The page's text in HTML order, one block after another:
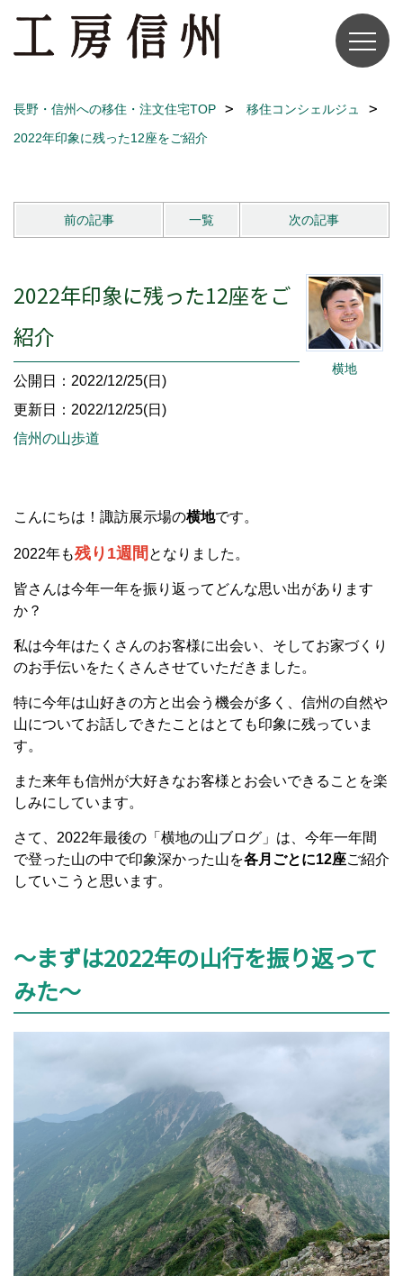
長野・信州への移住・注文住宅TOP
移住コンシェルジュ
2022年印象に残った12座をご紹介
前の記事 一覧 次の記事
横地
2022年印象に残った12座をご
紹介
公開日：2022/12/25(日)
更新日：2022/12/25(日)
信州の山歩道
こんにちは！諏訪展示場の横地です。
2022年も残り1週間 となりました。
皆さんは今年一年を振り返ってどんな思い出があります
か？
私は今年はたくさんのお客様に出会い、そしてお家づくり
のお手伝いをたくさんさせていただきました。
特に今年は山好きの方と出会う機会が多く、信州の自然や
山についてお話しできたことはとても印象に残っていま
す。
また来年も信州が大好きなお客様とお会いできることを楽
しみにしています。
さて、2022年最後の「横地の山ブログ」は、今年一年間
で登った山の中で印象深かった山を各月ごとに12座ご紹介
していこうと思います。
～まずは2022年の山行を振り返って
みた～